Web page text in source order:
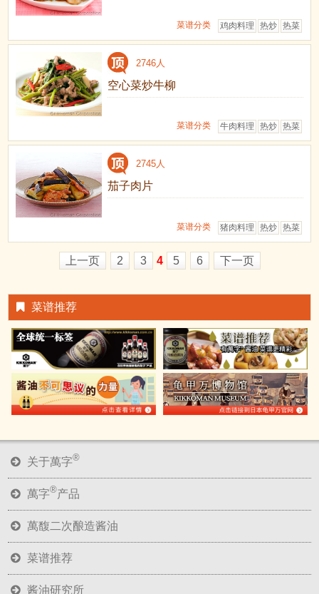
热菜
热炒
鸡肉料理
菜谱分类
2746人
空心菜炒牛柳
热菜
热炒
牛肉料理
菜谱分类
2745人
茄子肉片
热菜
热炒
猪肉料理
菜谱分类
上一页 2 3 4 5 6 下一页
菜谱推荐
关于萬字®
萬字®产品
萬馥二次酿造酱油
菜谱推荐
酱油研究所